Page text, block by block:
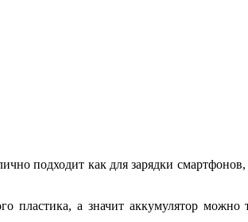
подходит как для зарядки
пластика, а значит аккумулятор можно